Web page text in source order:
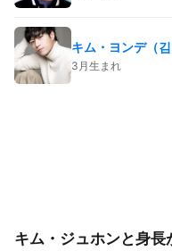
キム・ヨンデ（김
3月生まれ
キム・ジュホンと身長